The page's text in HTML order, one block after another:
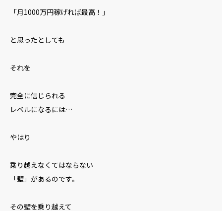
「月1000万円稼げれば最高！」
と思ったとしても
それを
完全に信じられる
レベルになるには…
やはり
乗り越えなくてはならない
「壁」があるのです。
その壁を乗り越えて